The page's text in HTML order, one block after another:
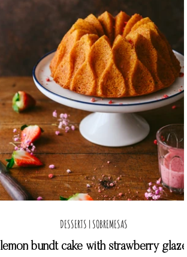
lemon bundt cake with strawberry glaze
DESSERTS | SOBREMESAS